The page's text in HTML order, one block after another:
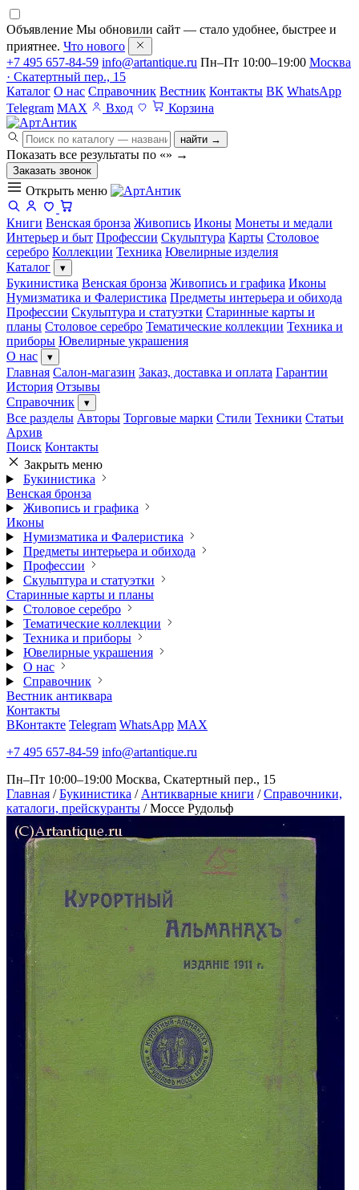
Объявление Мы обновили сайт — стало удобнее, быстрее и
приятнее. Что нового
+7 495 657-84-59 info@artantique.ru Пн–Пт 10:00–19:00 Москва
· Скатертный пер., 15
Каталог О нас Справочник Вестник Контакты ВК WhatsApp
Telegram MAX Вход Корзина
найти →
Показать все результаты по «» →
Заказать звонок
Открыть меню
Книги Венская бронза Живопись Иконы Монеты и медали
Интерьер и быт Профессии Скульптура Карты Столовое
серебро Коллекции Техника Ювелирные изделия
Каталог
▾
Букинистика Венская бронза Живопись и графика Иконы
Нумизматика и Фалеристика Предметы интерьера и обихода
Профессии Скульптура и статуэтки Старинные карты и
планы Столовое серебро Тематические коллекции Техника и
приборы Ювелирные украшения
О нас
▾
Главная Салон-магазин Заказ, доставка и оплата Гарантии
История Отзывы
Справочник
▾
Все разделы Авторы Торговые марки Стили Техники Статьи
Архив
Поиск Контакты
Закрыть меню
Букинистика
Венская бронза
Живопись и графика
Иконы
Нумизматика и Фалеристика
Предметы интерьера и обихода
Профессии
Скульптура и статуэтки
Старинные карты и планы
Столовое серебро
Тематические коллекции
Техника и приборы
Ювелирные украшения
О нас
Справочник
Вестник антиквара
Контакты
ВКонтакте Telegram WhatsApp MAX
+7 495 657-84-59 info@artantique.ru
Пн–Пт 10:00–19:00 Москва, Скатертный пер., 15
Главная / Букинистика / Антикварные книги / Справочники,
каталоги, прейскуранты / Моссе Рудольф